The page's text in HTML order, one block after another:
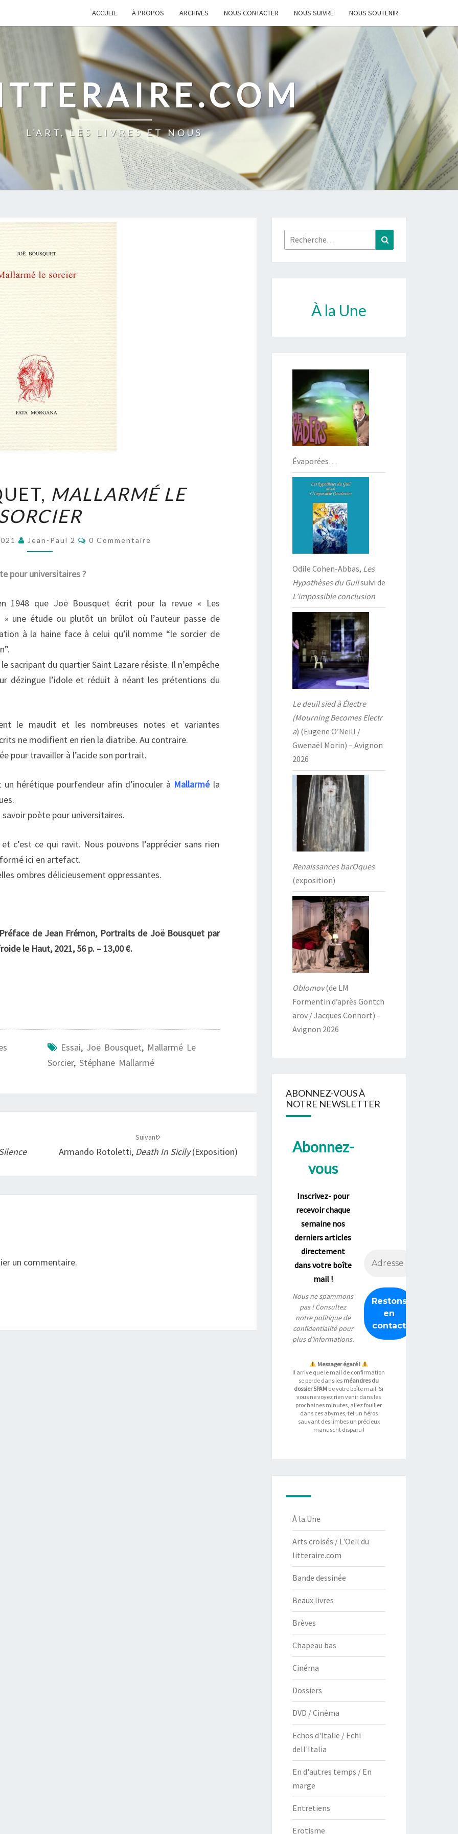
ACCUEIL À PROPOS ARCHIVES NOUS CONTACTER NOUS SUIVRE NOUS SOUTENIR
L'ART, LES LIVRES ET NOUS
BOUSQUET,
MALLARMÉ
LE
SORCIER
MALLARMÉ LE
Jean-Paul 2 Commentaires
0 Commentaire
pour universitaires ?
1948 que Joë Bousquet écrit pour la revue « Les
» une étude ou plutôt un brûlot où l’auteur passe de
à la haine face à celui qu’il nomme “le sorcier de
sacripant du quartier Saint Lazare résiste. Il n’empêche
dézingue l’idole et réduit à néant les prétentions du
le maudit et les nombreuses notes et variantes
ne modifient en rien la diatribe. Au contraire.
pour travailler à l’acide son portrait.
hérétique pourfendeur afin d’inoculer à Mallarméla
poète pour universitaires.
c’est ce qui ravit. Nous pouvons l’apprécier sans rien
ici en artefact.
ombres délicieusement oppressantes.
de Jean Frémon, Portraits de Joë Bousquet par
le Haut, 2021, 56 p. – 13,00 €.
Essai, Joë Bousquet, Mallarmé Le
Sorcier, Stéphane Mallarmé
Suivant
Armando Rotoletti, Death In Sicily(exposition)
un commentaire.
Rechercher :
À la Une
Évaporées…
Odile Cohen-Abbas, Les
Hypothèses du Guilsuivi de
L’impossible conclusion
Le deuil sied à Électre
(Mourning Becomes Electr
a) (Eugene O’Neill /
Gwenaël Morin) – Avignon
2026
Renaissances barOques
(exposition)
Oblomov(de LM
Formentin d’après Gontch
arov / Jacques Connort) –
Avignon 2026
ABONNEZ-VOUS À
NOTRE NEWSLETTER
Abonnez-
vous
Inscrivez- pour
recevoir chaque
semaine nos
derniers articles
directement
dans votre boîte
mail !
Nous ne spammons
pas ! Consultez
notrepolitique de
confidentialitépour
plus d’informations.
Messager égaré !
Il arrive que le mail de confirmation
se perde dans les méandres du
dossier SPAM de votre boîte mail. Si
vous ne voyez rien venir dans les
prochaines minutes, allez fouiller
dans ces abymes, tel un héros
sauvant des limbes un précieux
manuscrit disparu !
À la Une
Arts croisés / L'Oeil du
litteraire.com
Bande dessinée
Beaux livres
Brèves
Chapeau bas
Cinéma
Dossiers
DVD / Cinéma
Echos d'Italie / Echi
dell'Italia
En d'autres temps / En
marge
Entretiens
Erotisme